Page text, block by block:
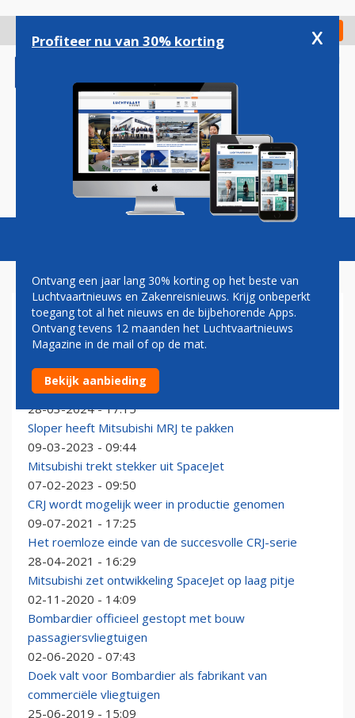
gaan
Check in
Magazine Podcasts Vacatures
MITSUBISHI
Japan wil nieuwe poging doen om passagiersvliegtuig
te ontwikkelen
28-03-2024 - 17:15
Sloper heeft Mitsubishi MRJ te pakken
09-03-2023 - 09:44
Mitsubishi trekt stekker uit SpaceJet
07-02-2023 - 09:50
CRJ wordt mogelijk weer in productie genomen
09-07-2021 - 17:25
Het roemloze einde van de succesvolle CRJ-serie
28-04-2021 - 16:29
Mitsubishi zet ontwikkeling SpaceJet op laag pitje
02-11-2020 - 14:09
Bombardier officieel gestopt met bouw
passagiersvliegtuigen
02-06-2020 - 07:43
Doek valt voor Bombardier als fabrikant van
commerciële vliegtuigen
25-06-2019 - 15:09
Profiteer nu van 30% korting x
Ontvang een jaar lang 30% korting op het beste van
Luchtvaartnieuws en Zakenreisnieuws. Krijg onbeperkt
toegang tot al het nieuws en de bijbehorende Apps.
Ontvang tevens 12 maanden het Luchtvaartnieuws
Magazine in de mail of op de mat.
Bekijk aanbieding